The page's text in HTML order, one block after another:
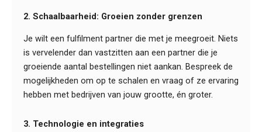
2. Schaalbaarheid: Groeien zonder grenzen
Je wilt een fulfilment partner die met je meegroeit. Niets
is vervelender dan vastzitten aan een partner die je
groeiende aantal bestellingen niet aankan. Bespreek de
mogelijkheden om op te schalen en vraag of ze ervaring
hebben met bedrijven van jouw grootte, én groter.
3. Technologie en integraties